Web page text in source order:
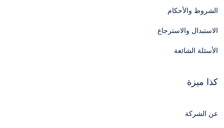
الشروط والأحكام
الاستبدال والاسترجاع
الأسئلة الشائعة
كذا ميزة
عن الشركة